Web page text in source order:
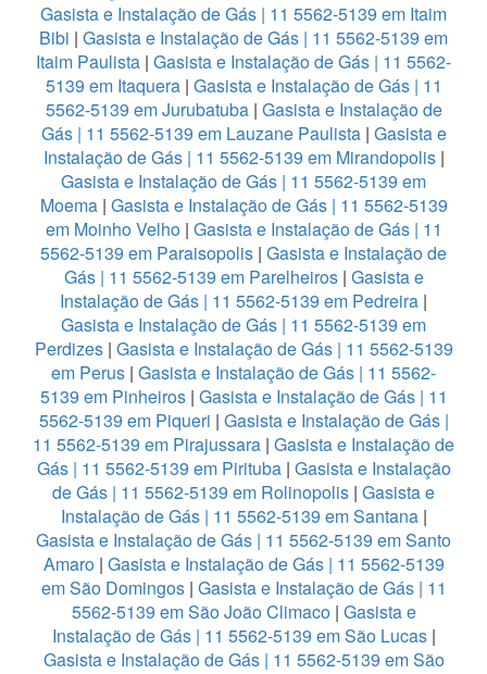
Gasista e Instalação de Gás | 11 5562-5139 em Itaim
Bibi | Gasista e Instalação de Gás | 11 5562-5139 em
Itaim Paulista | Gasista e Instalação de Gás | 11 5562-
5139 em Itaquera| Gasista e Instalação de Gás | 11
5562-5139 em Jurubatuba| Gasista e Instalação de
Gás | 11 5562-5139 em Lauzane Paulista | Gasista e
Instalação de Gás | 11 5562-5139 em Mirandopolis|
Gasista e Instalação de Gás | 11 5562-5139 em
Moema| Gasista e Instalação de Gás | 11 5562-5139
em Moinho Velho | Gasista e Instalação de Gás | 11
5562-5139 em Paraisopolis | Gasista e Instalação de
Gás | 11 5562-5139 em Parelheiros| Gasista e
Instalação de Gás | 11 5562-5139 em Pedreira |
Gasista e Instalação de Gás | 11 5562-5139 em
Perdizes| Gasista e Instalação de Gás | 11 5562-5139
em Perus | Gasista e Instalação de Gás | 11 5562-
5139 em Pinheiros| Gasista e Instalação de Gás | 11
5562-5139 em Piqueri | Gasista e Instalação de Gás |
11 5562-5139 em Pirajussara | Gasista e Instalação de
Gás | 11 5562-5139 em Pirituba| Gasista e Instalação
de Gás | 11 5562-5139 em Rolinopolis | Gasista e
Instalação de Gás | 11 5562-5139 em Santana|
Gasista e Instalação de Gás | 11 5562-5139 em Santo
Amaro| Gasista e Instalação de Gás | 11 5562-5139
em São Domingos| Gasista e Instalação de Gás | 11
5562-5139 em São João Climaco| Gasista e
Instalação de Gás | 11 5562-5139 em São Lucas|
Gasista e Instalação de Gás | 11 5562-5139 em São